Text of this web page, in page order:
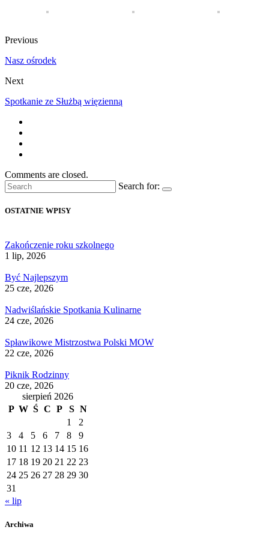
Previous
Nasz ośrodek
Next
Spotkanie ze Służbą więzienną
Comments are closed.
Search for:
OSTATNIE WPISY
Zakończenie roku szkolnego
1 lip, 2026
Być Najlepszym
25 cze, 2026
Nadwiślańskie Spotkania Kulinarne
24 cze, 2026
Spławikowe Mistrzostwa Polski MOW
22 cze, 2026
Piknik Rodzinny
20 cze, 2026
sierpień 2026
P W Ś C P S N
1
2
3
4 5 6 7 8
9
10 11 12 13 14 15 16
17 18 19 20 21 22 23
24 25 26 27 28 29 30
31
« lip
Archiwa